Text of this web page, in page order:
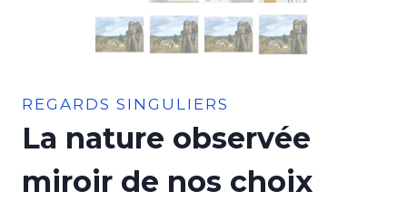
REGARDS SINGULIERS
La nature observée
miroir de nos choix